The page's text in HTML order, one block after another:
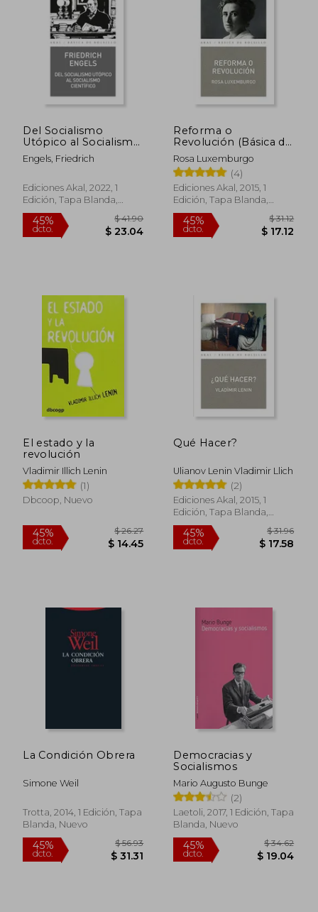
dcto. dcto.
Del Socialismo
Utópico al Socialismo
Científico: 356 (Básica
de Bolsillo)
Engels, Friedrich
Ediciones Akal, 2022, 1
Edición, Tapa Blanda,
Nuevo
45%
dcto. $ 23.04
Reforma o
Revolución (Básica de
Bolsillo  Serie Clásicos
del Pensamiento
Político)
Rosa Luxemburgo
(4)
Ediciones Akal, 2015, 1
Edición, Tapa Blanda,
Nuevo
45%
dcto. $
El estado y la
revolución
Vladimir Illich Lenin
(1)
Dbcoop, Nuevo
Qué Hacer?
Ulianov Lenin Vladimir Llich
(2)
Ediciones Akal, 2015, 1
Edición, Tapa Blanda,
Nuevo
La Condición Obrera
Simone Weil
Trotta, 2014, 1 Edición, Tapa
Blanda, Nuevo
Democracias y
Socialismos
Mario Augusto Bunge
(2)
Laetoli, 2017, 1 Edición, Tapa
Blanda, Nuevo